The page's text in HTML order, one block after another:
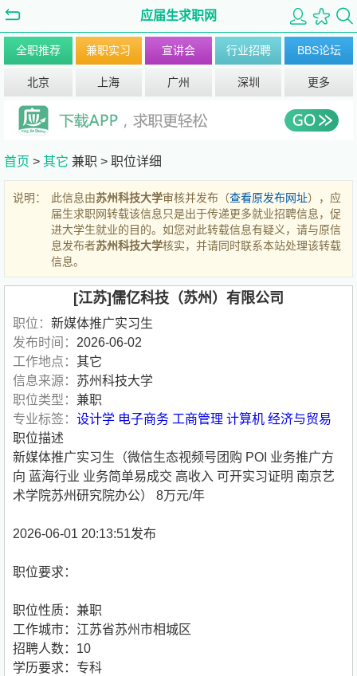
应届生求职网
全职推荐 兼职实习 宣讲会 行业招聘 BBS论坛
北京 上海 广州 深圳 更多
首页 > 其它 兼职 > 职位详细
说明： 此信息由苏州科技大学审核并发布（查看原发布网址），应
届生求职网转载该信息只是出于传递更多就业招聘信息，促
进大学生就业的目的。如您对此转载信息有疑义，请与原信
息发布者苏州科技大学核实，并请同时联系本站处理该转载
信息。
[江苏]儒亿科技（苏州）有限公司
职位： 新媒体推广实习生
发布时间： 2026-06-02
工作地点： 其它
信息来源： 苏州科技大学
职位类型： 兼职
专业标签： 设计学 电子商务 工商管理 计算机 经济与贸易
职位描述
新媒体推广实习生（微信生态视频号团购 POI 业务推广方
向 蓝海行业 业务简单易成交 高收入 可开实习证明 南京艺
术学院苏州研究院办公） 8万元/年
2026-06-01 20:13:51发布
职位要求：
职位性质：兼职
工作城市：江苏省苏州市相城区
招聘人数：10
学历要求：专科